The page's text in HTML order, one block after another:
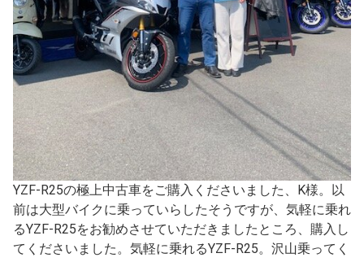
YZF-R25の極上中古車をご購入くださいました、K様。以
前は大型バイクに乗っていらしたそうですが、気軽に乗れ
るYZF-R25をお勧めさせていただきましたところ、購入し
てくださいました。気軽に乗れるYZF-R25。沢山乗ってく